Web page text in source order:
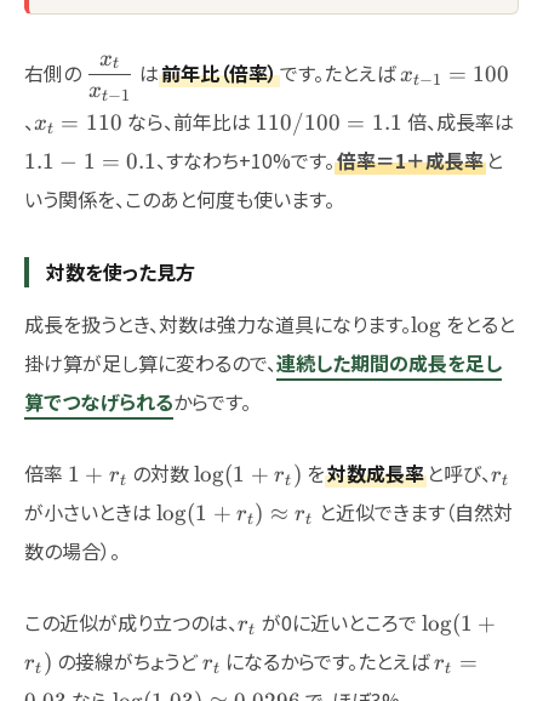
右側の
\dfrac{x_t}
{x_{t-1}}
xt−1
xt は前年比（倍率）です。たとえばx_{t-
1}=100
xt−1 = 100
、x_t=110
xt = 110 なら、前年比は 110/100
= 1.1
110/100 = 1.1 倍、成長率は
1.1 − 1 = 0.1、すなわち+10%です。倍率＝1＋成長率と
いう関係を、このあと何度も使います。
対数を使った見方
成長を扱うとき、対数は強力な道具になります。\log
log をとると
掛け算が足し算に変わるので、連続した期間の成長を足し
算でつなげられるからです。
倍率 1+r_t
1 + rt の対数\log(1+r_t)
log(1 + rt ) を対数成長率と呼び、r_t
rt
が小さいときは \log(1+r_t)
\approx r_t
log(1 + rt) ≈ rt
と近似できます（自然対
数の場合）。
この近似が成り立つのは、r_t
rt が0に近いところで \log(1+r_t)
log(1 +
rt ) の接線がちょうどr_t
rt になるからです。たとえばr_t=0.03
rt
=
\log(1.03)